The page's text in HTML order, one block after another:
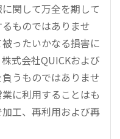
関して万全を期して
ものではありませ
ったいかなる損害に
式会社QUICKおよび
うものではありませ
に利用することはも
工、再利用および再